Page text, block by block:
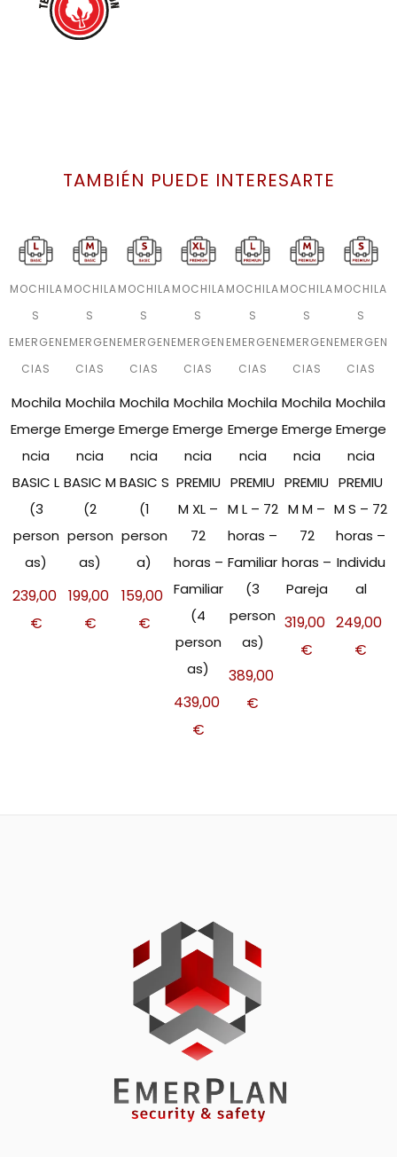
TAMBIÉN PUEDE INTERESARTE
MOCHILA
S
EMERGEN
CIAS
Mochila
Emerge
ncia
BASIC L
(3
person
as)
239,00
€
MOCHILA
S
EMERGEN
CIAS
Mochila
Emerge
ncia
BASIC M
(2
person
as)
199,00
€
MOCHILA
S
EMERGEN
CIAS
Mochila
Emerge
ncia
BASIC S
(1
person
a)
159,00
€
MOCHILA
S
EMERGEN
CIAS
Mochila
Emerge
ncia
PREMIU
M XL –
72
horas –
Familiar
(4
person
as)
439,00
€
MOCHILA
S
EMERGEN
CIAS
Mochila
Emerge
ncia
PREMIU
M L – 72
horas –
Familiar
(3
person
as)
389,00
€
MOCHILA
S
EMERGEN
CIAS
Mochila
Emerge
ncia
PREMIU
M M –
72
horas –
Pareja
319,00
€
MOCHILA
S
EMERGEN
CIAS
Mochila
Emerge
ncia
PREMIU
M S – 72
horas –
Individu
al
249,00
€